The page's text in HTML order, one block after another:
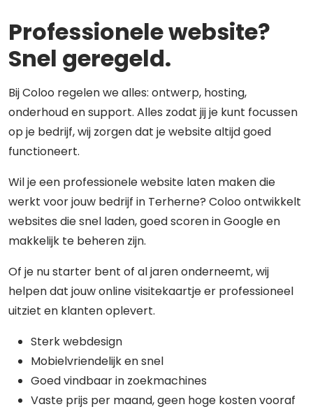
Professionele website?
Snel geregeld.
Bij Coloo regelen we alles: ontwerp, hosting,
onderhoud en support. Alles zodat jij je kunt focussen
op je bedrijf, wij zorgen dat je website altijd goed
functioneert.
Wil je een professionele website laten maken die
werkt voor jouw bedrijf in Terherne? Coloo ontwikkelt
websites die snel laden, goed scoren in Google en
makkelijk te beheren zijn.
Of je nu starter bent of al jaren onderneemt, wij
helpen dat jouw online visitekaartje er professioneel
uitziet en klanten oplevert.
Sterk webdesign
Mobielvriendelijk en snel
Goed vindbaar in zoekmachines
Vaste prijs per maand, geen hoge kosten vooraf